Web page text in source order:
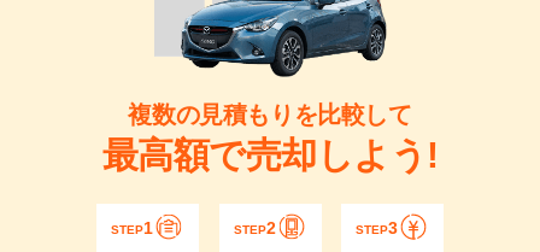
複数の見積もりを比較して
最高額で売却しよう!
STEP1 STEP2 STEP3